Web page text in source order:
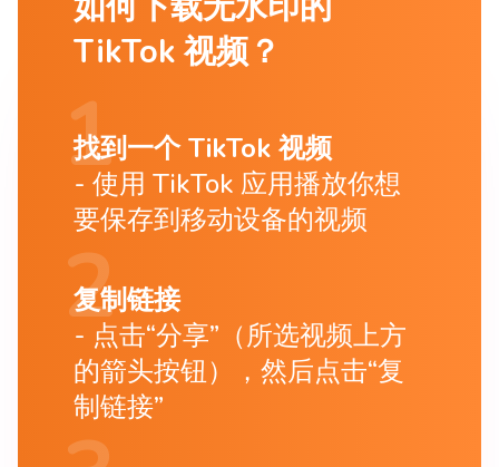
TikTok 视频？
找到一个 TikTok 视频
使用 TikTok 应用播放你想
要保存到移动设备的视频
复制链接
点击“分享”（所选视频上方
的箭头按钮），然后点击“复
制链接”